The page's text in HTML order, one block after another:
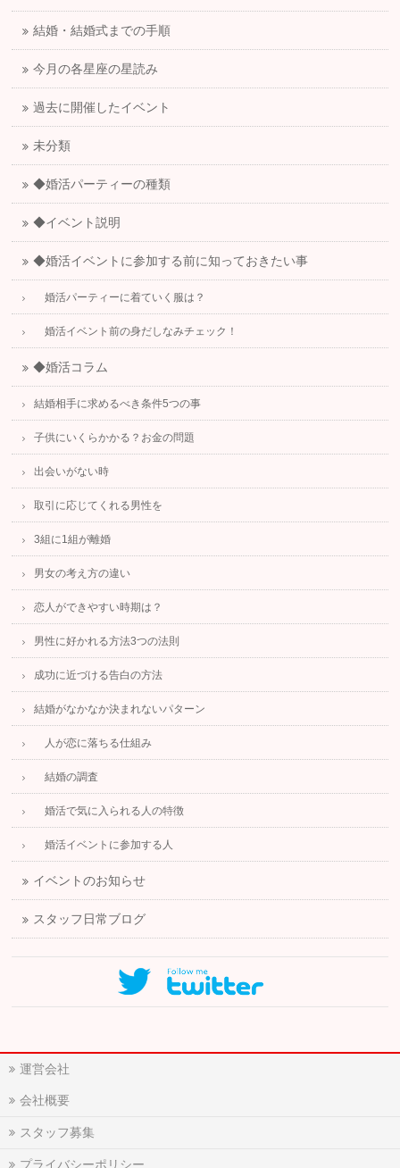
結婚・結婚式までの手順
今月の各星座の星読み
過去に開催したイベント
未分類
◆婚活パーティーの種類
◆イベント説明
◆婚活イベントに参加する前に知っておきたい事
婚活パーティーに着ていく服は？
婚活イベント前の身だしなみチェック！
◆婚活コラム
結婚相手に求めるべき条件5つの事
子供にいくらかかる？お金の問題
出会いがない時
取引に応じてくれる男性を
3組に1組が離婚
男女の考え方の違い
恋人ができやすい時期は？
男性に好かれる方法3つの法則
成功に近づける告白の方法
結婚がなかなか決まれないパターン
人が恋に落ちる仕組み
結婚の調査
婚活で気に入られる人の特徴
婚活イベントに参加する人
イベントのお知らせ
スタッフ日常ブログ
運営会社
会社概要
スタッフ募集
プライバシーポリシー